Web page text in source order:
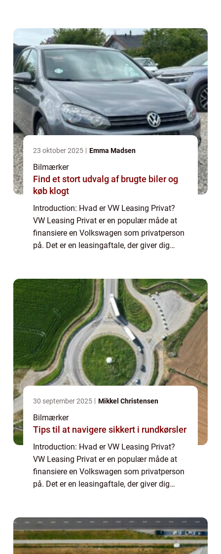
23 oktober 2025 Emma Madsen
Bilmærker
Find et stort udvalg af brugte biler og
køb klogt
Introduction: Hvad er VW Leasing Privat?
VW Leasing Privat er en populær måde at
finansiere en Volkswagen som privatperson
på. Det er en leasingaftale, der giver dig
30 september 2025 Mikkel Christensen
Bilmærker
Tips til at navigere sikkert i rundkørsler
Introduction: Hvad er VW Leasing Privat?
VW Leasing Privat er en populær måde at
finansiere en Volkswagen som privatperson
på. Det er en leasingaftale, der giver dig